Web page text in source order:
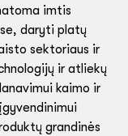
imtis
daryti platų
sektoriaus ir
ir atliekų
kaimo ir
grandinės